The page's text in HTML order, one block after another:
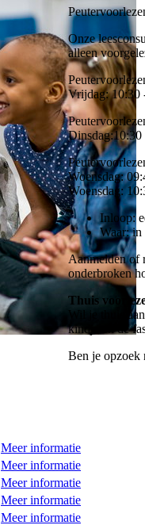
Onze
alleen
Vrijdag: 10:30
Woensdag:
Woensdag:
Inloop:
Waar:
Aanmelden of
onderbroken
Thuis
Wil je thuis
kindje en de
Ben je opzoek
Meer informatie
Meer informatie
Meer informatie
Meer informatie
Meer informatie